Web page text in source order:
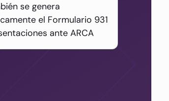
se genera
el Formulario 931
ante ARCA